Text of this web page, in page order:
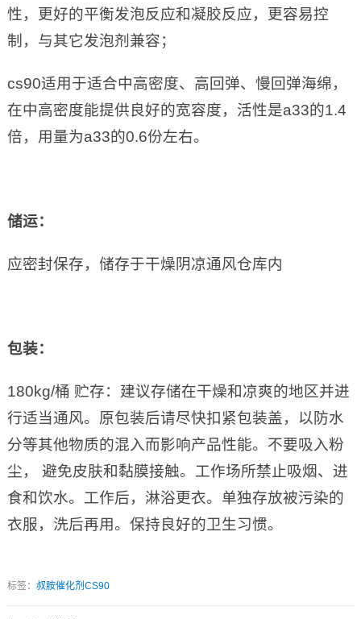
性，更好的平衡发泡反应和凝胶反应，更容易控
制，与其它发泡剂兼容；
cs90适用于适合中高密度、高回弹、慢回弹海绵，
在中高密度能提供良好的宽容度，活性是a33的1.4
倍，用量为a33的0.6份左右。
储运：
应密封保存，储存于干燥阴凉通风仓库内
包装：
180kg/桶 贮存：建议存储在干燥和凉爽的地区并进
行适当通风。原包装后请尽快扣紧包装盖，以防水
分等其他物质的混入而影响产品性能。不要吸入粉
尘， 避免皮肤和黏膜接触。工作场所禁止吸烟、进
食和饮水。工作后，淋浴更衣。单独存放被污染的
衣服，洗后再用。保持良好的卫生习惯。
标签： 叔胺催化剂CS90